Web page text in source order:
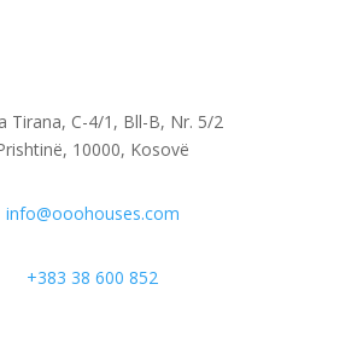
Tirana, C-4/1, Bll-B, Nr. 5/2
10000, Kosovë
info@ooohouses.com
+383 38 600 852